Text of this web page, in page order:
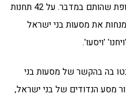
מסעותיהם של בני ישראל במהלך תקופת שהותם במדבר. על 42 תחנות
את מסעות בני ישראל
'ויסעו'.
בה בהקשר של מסעות בני
מסע הנדודים של בני ישראל,